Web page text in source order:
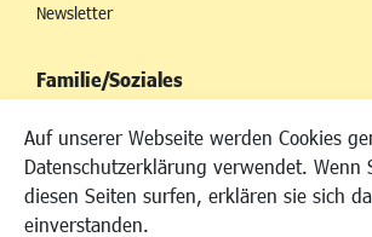
Auf unserer Webseite werden Cookies
Datenschutzerklärung verwendet. Wenn
diesen Seiten surfen, erklären sie sich
einverstanden.
Newsletter
Familie/Soziales
Kinderbetreuung
Kinder und Jugend
Institutionen für Familien
Frauen